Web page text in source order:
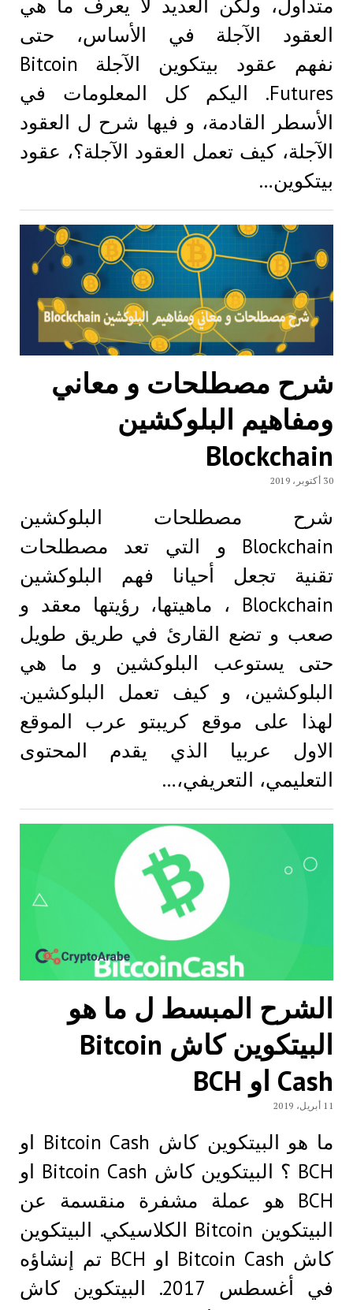
متداول، ولكن العديد لا يعرف ما هي
العقود الآجلة في الأساس، حتى
نفهم عقود بيتكوين الآجلة Bitcoin
Futures. اليكم كل المعلومات في
الأسطر القادمة، و فيها شرح ل العقود
الآجلة، كيف تعمل العقود الآجلة؟، عقود
بيتكوين…
شرح مصطلحات و معاني
ومفاهيم البلوكشين
Blockchain
30 أكتوبر، 2019
شرح مصطلحات البلوكشين
Blockchain و التي تعد مصطلحات
تقنية تجعل أحيانا فهم البلوكشين
Blockchain ، ماهيتها، رؤيتها معقد و
صعب و تضع القارئ في طريق طويل
حتى يستوعب البلوكشين و ما هي
البلوكشين، و كيف تعمل البلوكشين.
لهذا على موقع كريبتو عرب الموقع
الاول عربيا الذي يقدم المحتوى
التعليمي، التعريفي،…
الشرح المبسط ل ما هو
البيتكوين كاش Bitcoin
Cash او BCH
11 أبريل، 2019
ما هو البيتكوين كاش Bitcoin Cash او
BCH ؟ البيتكوين كاش Bitcoin Cash او
BCH هو عملة مشفرة منقسمة عن
البيتكوين Bitcoin الكلاسيكي. البيتكوين
كاش Bitcoin Cash او BCH تم إنشاؤه
في أغسطس 2017. البيتكوين كاش